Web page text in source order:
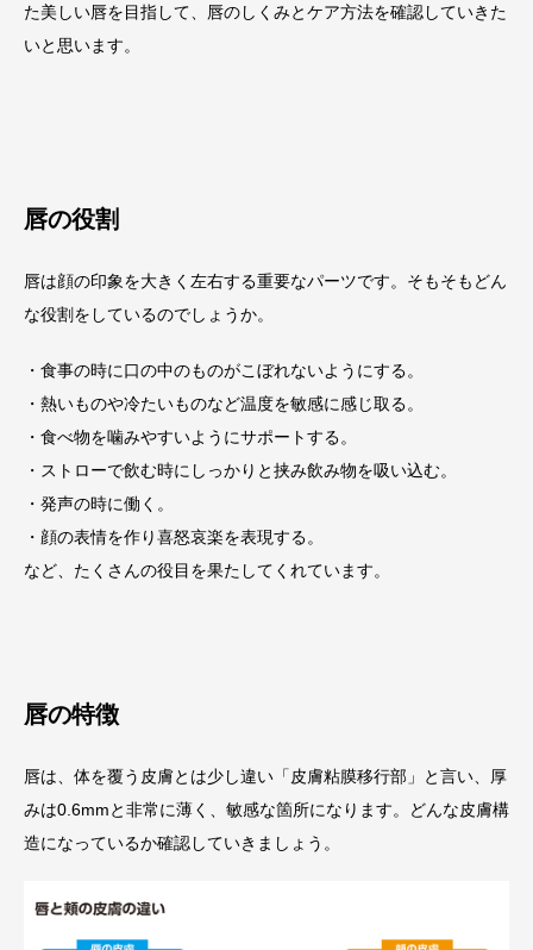
た美しい唇を目指して、唇のしくみとケア方法を確認していきた
いと思います。
唇の役割
唇は顔の印象を大きく左右する重要なパーツです。そもそもどん
な役割をしているのでしょうか。
・食事の時に口の中のものがこぼれないようにする。
・熱いものや冷たいものなど温度を敏感に感じ取る。
・食べ物を噛みやすいようにサポートする。
・ストローで飲む時にしっかりと挟み飲み物を吸い込む。
・発声の時に働く。
・顔の表情を作り喜怒哀楽を表現する。
など、たくさんの役目を果たしてくれています。
唇の特徴
唇は、体を覆う皮膚とは少し違い「皮膚粘膜移行部」と言い、厚
みは0.6mmと非常に薄く、敏感な箇所になります。どんな皮膚構
造になっているか確認していきましょう。